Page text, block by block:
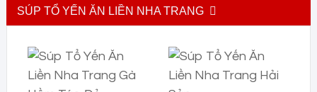
SÚP TỔ YẾN ĂN LIỀN NHA TRANG